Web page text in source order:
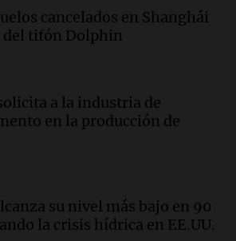
de la servilleta que
Messi para el primer
Gaspart: "Sin Jorge, no sé si
llegado adonde llegó"
y el sueño argentino de
en una entrevista con Rony
cancelados en Shanghái
del tifón Dolphin
a la industria de
en la producción de
su nivel más bajo en 90
la crisis hídrica en EE.UU.